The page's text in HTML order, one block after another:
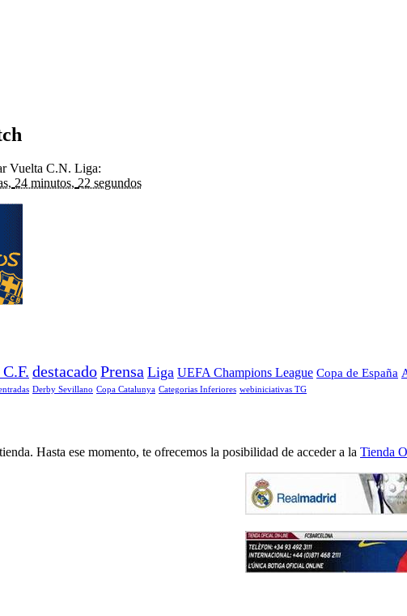
Vuelta C.N. Liga:
24 minutos, 22 segundos
destacadoPrensa Liga UEFA Champions League Copa de España
Derby Sevillano Copa Catalunya Categorias Inferiores webiniciativas TG
Hasta ese momento, te ofrecemos la posibilidad de acceder a la Tienda